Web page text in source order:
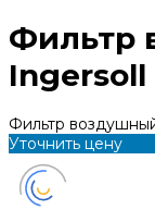
Фильтр
Ingersoll
Фильтр
Уточнить цену